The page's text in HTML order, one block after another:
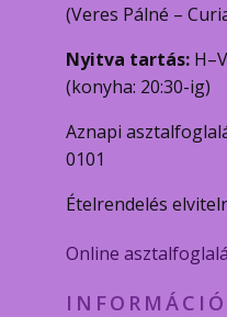
(Veres Pálné –
Nyitva tartás:
(konyha: 20:30-ig)
Aznapi
0101
Ételrendelés
Online